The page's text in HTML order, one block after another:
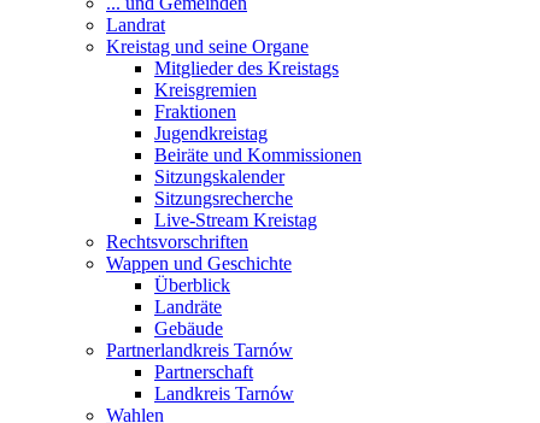
Landrat
Kreistag und seine Organe
Mitglieder des Kreistags
Kreisgremien
Fraktionen
Jugendkreistag
Beiräte und Kommissionen
Sitzungskalender
Sitzungsrecherche
Live-Stream Kreistag
Rechtsvorschriften
Wappen und Geschichte
Überblick
Landräte
Gebäude
Partnerlandkreis Tarnów
Partnerschaft
Landkreis Tarnów
Wahlen